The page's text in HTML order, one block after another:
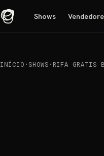
Shows
INÍCIO · SHOWS · RIFA GRATIS